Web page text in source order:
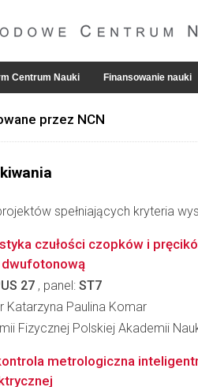
Centrum Nauki Finansowanie nauki
przez NCN
spełniających kryteria
czułości czopków i
27 , panel: ST7
Katarzyna Paulina Komar
Fizycznej Polskiej Akademii
metrologiczna